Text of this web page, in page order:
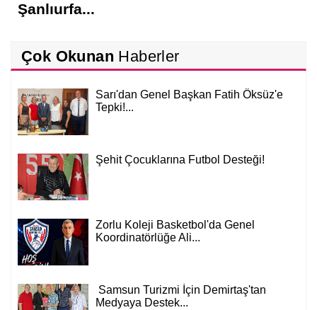
Şanlıurfa...
Çok Okunan Haberler
Sarı'dan Genel Başkan Fatih Öksüz'e
Tepki!...
Şehit Çocuklarına Futbol Desteği!
Zorlu Koleji Basketbol'da Genel
Koordinatörlüğe Ali...
Samsun Turizmi İçin Demirtaş'tan
Medyaya Destek...